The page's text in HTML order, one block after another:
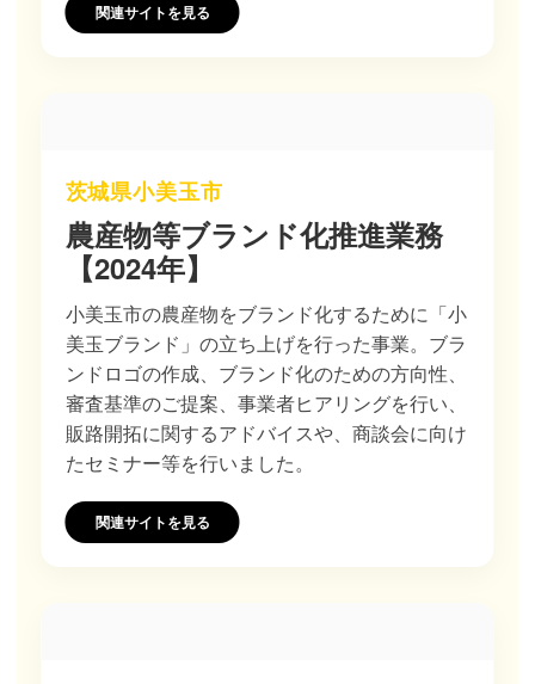
関連サイトを見る
茨城県小美玉市
農産物等ブランド化推進業務
【2024年】
小美玉市の農産物をブランド化するために「小
美玉ブランド」の立ち上げを行った事業。ブラ
ンドロゴの作成、ブランド化のための方向性、
審査基準のご提案、事業者ヒアリングを行い、
販路開拓に関するアドバイスや、商談会に向け
たセミナー等を行いました。
関連サイトを見る